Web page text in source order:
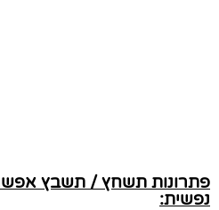
פתרונות תשחץ / תשבץ
נפשית: